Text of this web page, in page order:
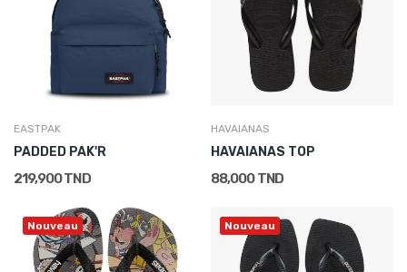
EASTPAK
PADDED PAK'R
219,900 TND
HAVAIANAS
HAVAIANAS TOP
88,000 TND
Nouveau Nouveau